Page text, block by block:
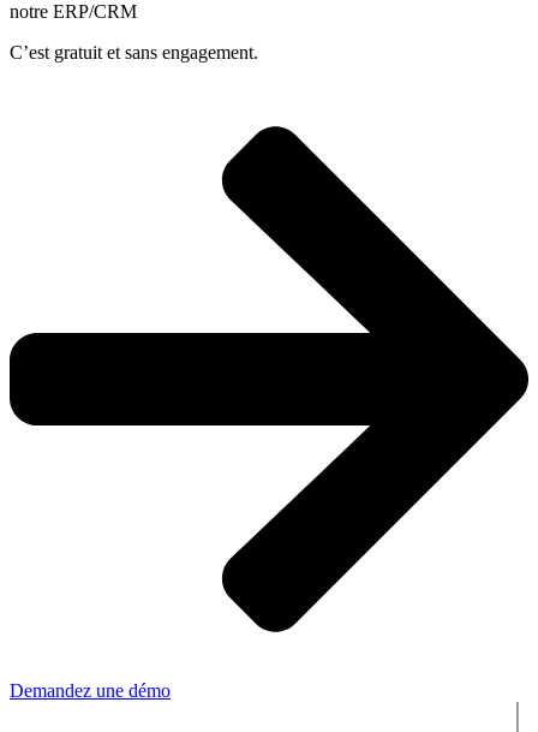
notre ERP/CRM
C’est gratuit et sans engagement.
Demandez une démo